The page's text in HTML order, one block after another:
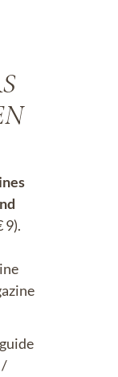
9).
/